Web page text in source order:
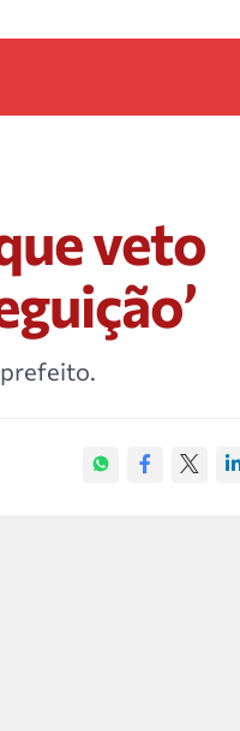
veto